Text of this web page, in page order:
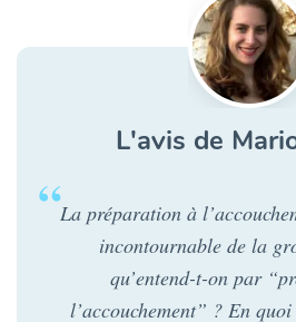
L'avis de
La préparation à
incontournable de la
qu’entend-t-on par
l’accouchement” ? En